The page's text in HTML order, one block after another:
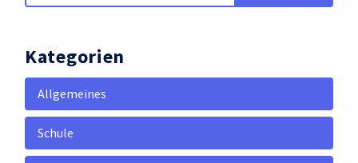
Kategorien
Allgemeines
Schule